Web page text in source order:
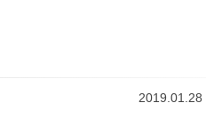
2019.01.28